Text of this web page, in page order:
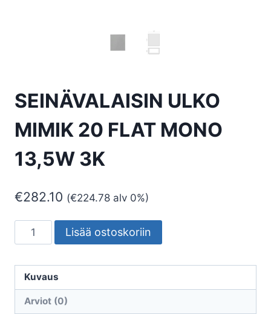
SEINÄVALAISIN ULKO
MIMIK 20 FLAT MONO
13,5W 3K
€282.10 (€224.78 alv 0%)
SEINÄVALAISIN
ULKO
20
FLAT
Lisää ostoskoriin
Kuvaus
Arviot (0)